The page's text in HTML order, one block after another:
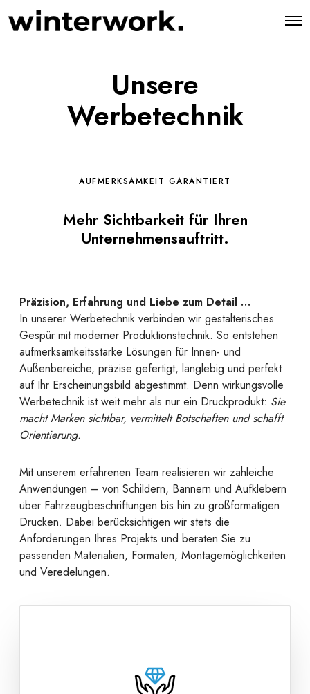
O
Unsere
Werbetechnik
AUFMERKSAMKEIT GARANTIERT
Mehr Sichtbarkeit für Ihren
Unternehmensauftritt.
Präzision, Erfahrung und Liebe zum Detail …
In unserer Werbetechnik verbinden wir gestalterisches
Gespür mit moderner Produktionstechnik. So entstehen
aufmerksamkeitsstarke Lösungen für Innen- und
Außenbereiche, präzise gefertigt, langlebig und perfekt
auf Ihr Erscheinungsbild abgestimmt. Denn wirkungsvolle
Werbetechnik ist weit mehr als nur ein Druckprodukt: Sie
macht Marken sichtbar, vermittelt Botschaften und schafft
Orientierung.
Mit unserem erfahrenen Team realisieren wir zahleiche
Anwendungen – von Schildern, Bannern und Aufklebern
über Fahrzeugbeschriftungen bis hin zu großformatigen
Drucken. Dabei berücksichtigen wir stets die
Anforderungen Ihres Projekts und beraten Sie zu
passenden Materialien, Formaten, Montagemöglichkeiten
und Veredelungen.